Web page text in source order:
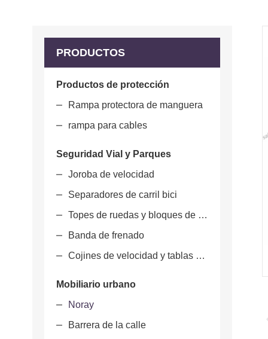
PRODUCTOS
Productos de protección
Rampa protectora de manguera
rampa para cables
Seguridad Vial y Parques
Joroba de velocidad
Separadores de carril bici
Topes de ruedas y bloques de estacionamiento
Banda de frenado
Cojines de velocidad y tablas de velocidad
Mobiliario urbano
Noray
Barrera de la calle